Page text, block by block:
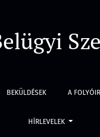
– új jogszabályi
BEKÜLDÉSEK A
HÍRLEVELEK